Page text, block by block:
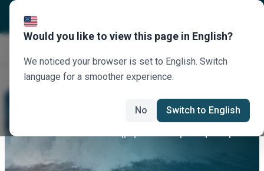
Πορτ Ρόγιαλ Ενοικίαση Αυτοκινήτου
Would you like to view this page in English?
We noticed your browser is set to English. Switch
language for a smoother experience.
No Switch to English